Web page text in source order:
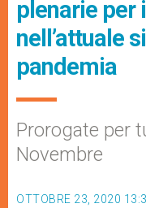
plenarie per
nell’attuale
pandemia
Prorogate per
Novembre
OTTOBRE 23, 2020